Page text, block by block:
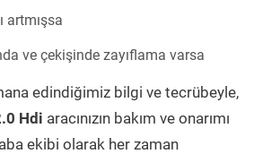
artmışsa
ve çekişinde zayıflama varsa
edindiğimiz bilgi ve tecrübeyle,
Hdi aracınızın bakım ve onarımı
ekibi olarak her zaman